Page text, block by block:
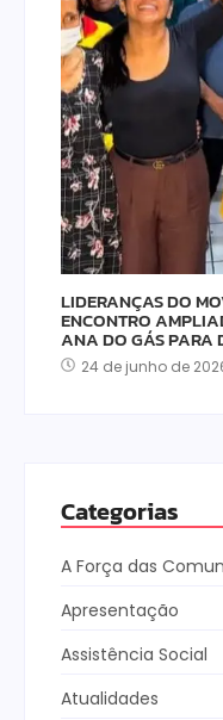
LIDERANÇAS DO
ENCONTRO
ANA DO GÁS PARA
24 de junho de
Categorias
A Força das
Apresentação
Assistência Social
Atualidades